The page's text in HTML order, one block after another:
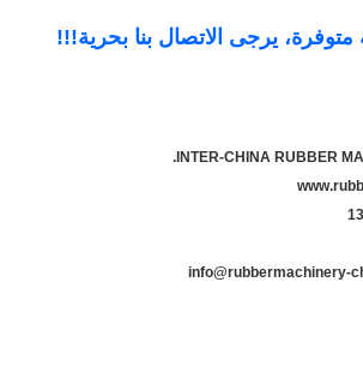
متوفرة، يرجى الاتصال بنا بحرية!!!